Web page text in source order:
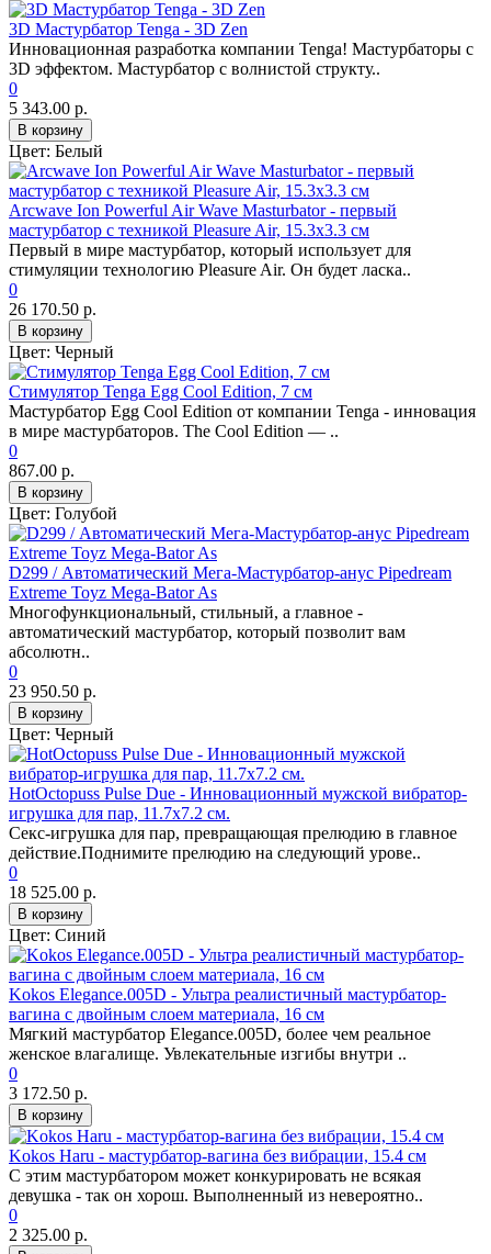
3D Мастурбатор Tenga - 3D Zen
Инновационная разработка компании Tenga! Мастурбаторы с
3D эффектом. Мастурбатор с волнистой структу..
0
5 343.00 р.
В корзину
Цвет: Белый
Arcwave Ion Powerful Air Wave Masturbator - первый
мастурбатор с техникой Pleasure Air, 15.3х3.3 см
Первый в мире мастурбатор, который использует для
стимуляции технологию Pleasure Air. Он будет ласка..
0
26 170.50 р.
В корзину
Цвет: Черный
Cтимулятор Tenga Egg Cool Edition, 7 см
Мастурбатор Egg Cool Edition от компании Tenga - инновация
в мире мастурбаторов. The Cool Edition — ..
0
867.00 р.
В корзину
Цвет: Голубой
D299 / Автоматический Мега-Мастурбатор-анус Pipedream
Extreme Toyz Mega-Bator As
Многофункциональный, стильный, а главное -
автоматический мастурбатор, который позволит вам
абсолютн..
0
23 950.50 р.
В корзину
Цвет: Черный
HotOctopuss Pulse Due - Инновационный мужской вибратор-
игрушка для пар, 11.7х7.2 см.
Секс-игрушка для пар, превращающая прелюдию в главное
действие.Поднимите прелюдию на следующий урове..
0
18 525.00 р.
В корзину
Цвет: Синий
Kokos Elegance.005D - Ультра реалистичный мастурбатор-
вагина с двойным слоем материала, 16 см
Мягкий мастурбатор Elegance.005D, более чем реальное
женское влагалище. Увлекательные изгибы внутри ..
0
3 172.50 р.
В корзину
Kokos Haru - мастурбатор-вагина без вибрации, 15.4 см
С этим мастурбатором может конкурировать не всякая
девушка - так он хорош. Выполненный из невероятно..
0
2 325.00 р.